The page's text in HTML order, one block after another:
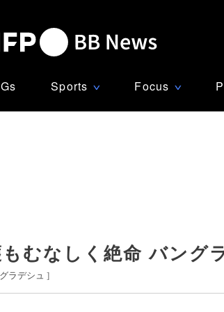
Sports ∨ Focus ∨
むなしく絶命 バング
ラデシュ ]